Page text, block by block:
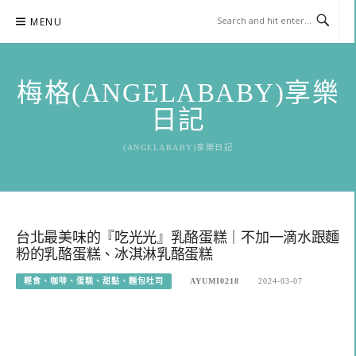
content
MENU
梅格(ANGELABABY)享樂
日記
(ANGELABABY)享樂日記
台北最美味的『吃光光』乳酪蛋糕｜不加一滴水跟麵
粉的乳酪蛋糕、冰淇淋乳酪蛋糕
輕食、咖啡、蛋糕、甜點、麵包吐司 AYUMI0218 2024-03-07